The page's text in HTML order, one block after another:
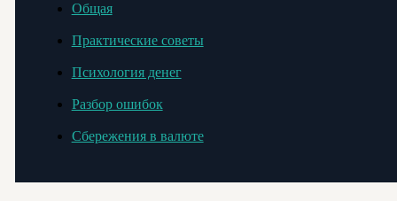
Общая
Практические советы
Психология денег
Разбор ошибок
Сбережения в валюте